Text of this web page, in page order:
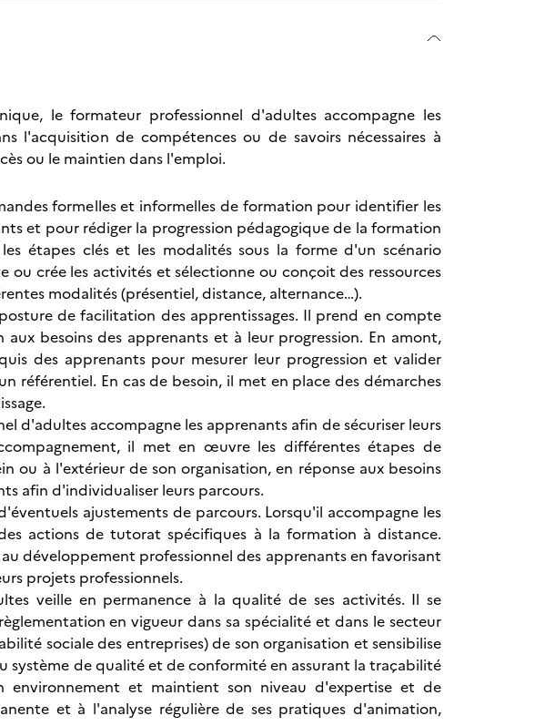
le formateur professionnel d'adultes accompagne les
l'acquisition de compétences ou de savoirs nécessaires à
ou le maintien dans l'emploi.
formelles et informelles de formation pour identifier les
et pour rédiger la progression pédagogique de la formation
étapes clés et les modalités sous la forme d'un scénario
crée les activités et sélectionne ou conçoit des ressources
modalités (présentiel, distance, alternance…).
de facilitation des apprentissages. Il prend en compte
besoins des apprenants et à leur progression. En amont,
des apprenants pour mesurer leur progression et valider
référentiel. En cas de besoin, il met en place des démarches
d'adultes accompagne les apprenants afin de sécuriser leurs
il met en œuvre les différentes étapes de
ou à l'extérieur de son organisation, en réponse aux besoins
afin d'individualiser leurs parcours.
ajustements de parcours. Lorsqu'il accompagne les
actions de tutorat spécifiques à la formation à distance.
développement professionnel des apprenants en favorisant
projets professionnels.
veille en permanence à la qualité de ses activités. Il se
en vigueur dans sa spécialité et dans le secteur
sociale des entreprises) de son organisation et sensibilise
système de qualité et de conformité en assurant la traçabilité
et maintient son niveau d'expertise et de
et à l'analyse régulière de ses pratiques d'animation,